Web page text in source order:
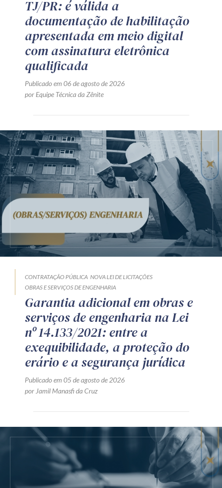
TJ/PR: é válida a
documentação de habilitação
apresentada em meio digital
com assinatura eletrônica
qualificada
Publicado em 06 de agosto de 2026
por Equipe Técnica da Zênite
CONTRATAÇÃO PÚBLICA NOVA LEI DE LICITAÇÕES
OBRAS E SERVIÇOS DE ENGENHARIA
Garantia adicional em obras e
serviços de engenharia na Lei
nº 14.133/2021: entre a
exequibilidade, a proteção do
erário e a segurança jurídica
Publicado em 05 de agosto de 2026
por Jamil Manasfi da Cruz